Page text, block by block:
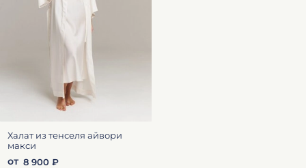
Халат из тенселя айвори
макси
от 8 900 ₽